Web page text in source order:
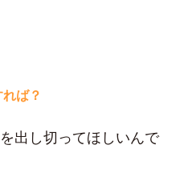
ば？
出し切ってほしいんで